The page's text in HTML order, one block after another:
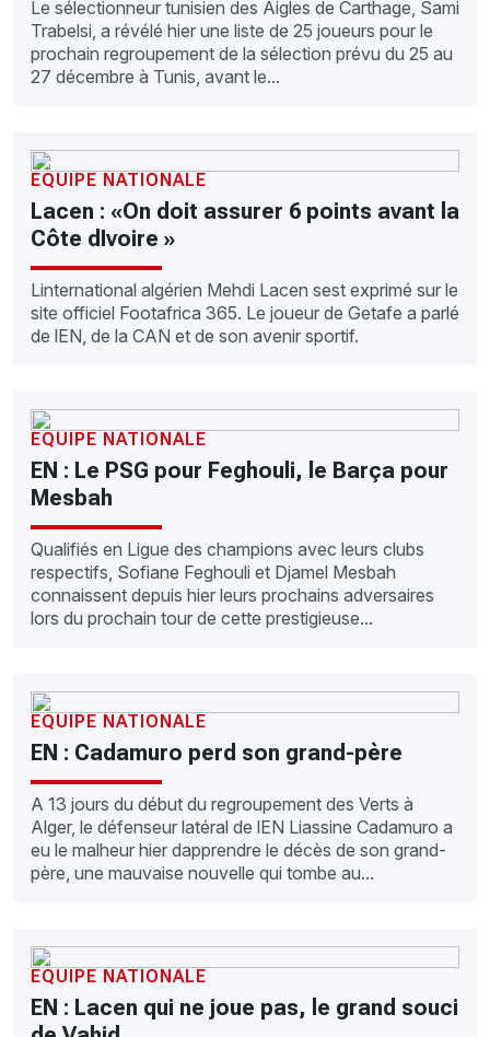
Le sélectionneur tunisien des Aigles de Carthage, Sami
Trabelsi, a révélé hier une liste de 25 joueurs pour le
prochain regroupement de la sélection prévu du 25 au
27 décembre à Tunis, avant le...
EQUIPE NATIONALE
Lacen : «On doit assurer 6 points avant la
Côte dIvoire »
Linternational algérien Mehdi Lacen sest exprimé sur le
site officiel Footafrica 365. Le joueur de Getafe a parlé
de lEN, de la CAN et de son avenir sportif.
EQUIPE NATIONALE
EN : Le PSG pour Feghouli, le Barça pour
Mesbah
Qualifiés en Ligue des champions avec leurs clubs
respectifs, Sofiane Feghouli et Djamel Mesbah
connaissent depuis hier leurs prochains adversaires
lors du prochain tour de cette prestigieuse...
EQUIPE NATIONALE
EN : Cadamuro perd son grand-père
A 13 jours du début du regroupement des Verts à
Alger, le défenseur latéral de lEN Liassine Cadamuro a
eu le malheur hier dapprendre le décès de son grand-
père, une mauvaise nouvelle qui tombe au...
EQUIPE NATIONALE
EN : Lacen qui ne joue pas, le grand souci